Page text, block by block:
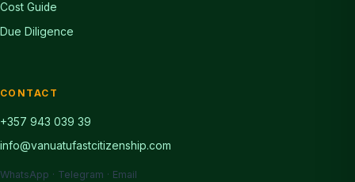
Cost Guide
Due Diligence
CONTACT
+357 943 039 39
info@vanuatufastcitizenship.com
WhatsApp · Telegram · Email